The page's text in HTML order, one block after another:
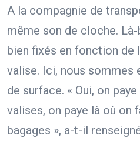
A la compagnie de
même son de cloche.
bien fixés en fonction de
valise. Ici, nous sommes
de surface. « Oui, on
valises, on paye là où on
bagages », a-t-il